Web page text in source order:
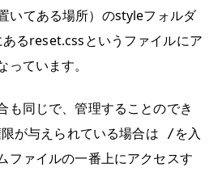
いてある場所）のstyleフォルダ
るreset.cssというファイルにア
ています。
も同じで、管理することのでき
が与えられている場合は /を入
ファイルの一番上にアクセスす